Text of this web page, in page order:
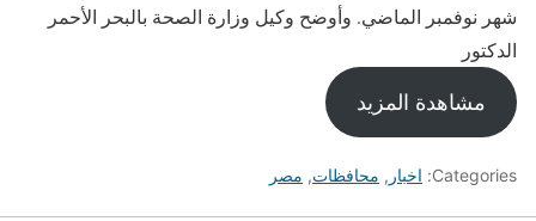
شهر نوفمبر الماضي. وأوضح وكيل وزارة الصحة بالبحر الأحمر
الدكتور
مشاهدة المزيد
Categories: اخبار , محافظات, مصر